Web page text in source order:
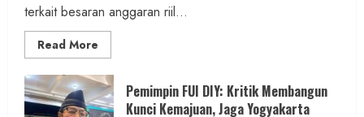
terkait besaran anggaran riil...
Read More
more
Anggaran
Gedung
KDMP
Rp1,6
Pemimpin FUI DIY: Kritik Membangun
Kunci Kemajuan, Jaga Yogyakarta